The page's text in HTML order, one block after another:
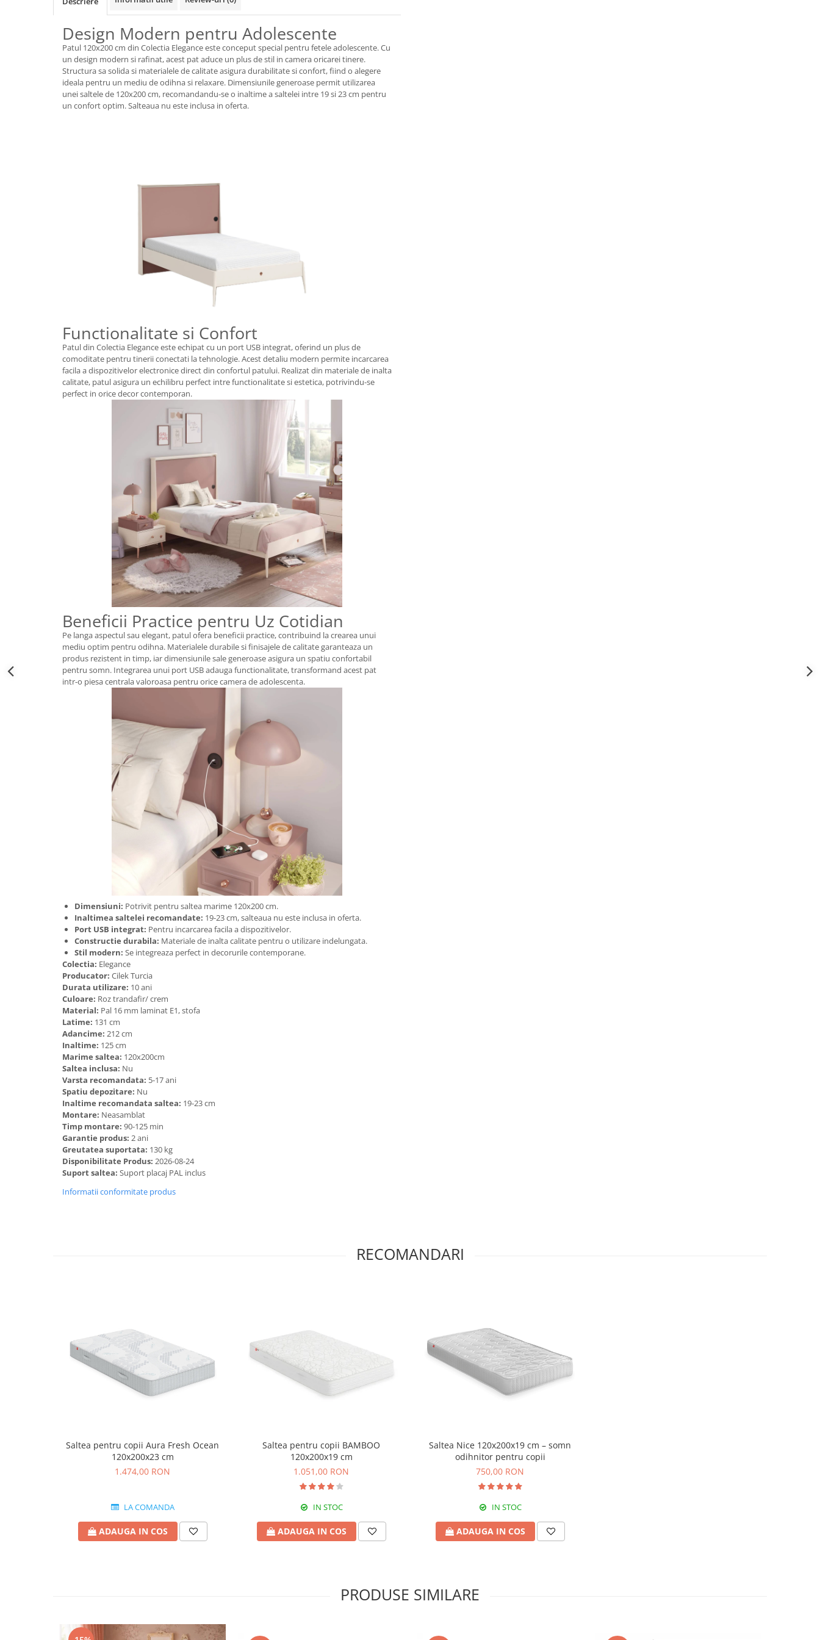
Design Modern pentru Adolescente
Patul 120x200 cm din Colectia Elegance este conceput special pentru fetele adolescente. Cu
un design modern si rafinat, acest pat aduce un plus de stil in camera oricarei tinere.
Structura sa solida si materialele de calitate asigura durabilitate si confort, fiind o alegere
ideala pentru un mediu de odihna si relaxare. Dimensiunile generoase permit utilizarea
unei saltele de 120x200 cm, recomandandu-se o inaltime a saltelei intre 19 si 23 cm pentru
un confort optim. Salteaua nu este inclusa in oferta.
Functionalitate si Confort
Patul din Colectia Elegance este echipat cu un port USB integrat, oferind un plus de
comoditate pentru tinerii conectati la tehnologie. Acest detaliu modern permite incarcarea
facila a dispozitivelor electronice direct din confortul patului. Realizat din materiale de inalta
calitate, patul asigura un echilibru perfect intre functionalitate si estetica, potrivindu-se
perfect in orice decor contemporan.
Beneficii Practice pentru Uz Cotidian
Pe langa aspectul sau elegant, patul ofera beneficii practice, contribuind la crearea unui
mediu optim pentru odihna. Materialele durabile si finisajele de calitate garanteaza un
produs rezistent in timp, iar dimensiunile sale generoase asigura un spatiu confortabil
pentru somn. Integrarea unui port USB adauga functionalitate, transformand acest pat
intr-o piesa centrala valoroasa pentru orice camera de adolescenta.
Dimensiuni: Potrivit pentru saltea marime 120x200 cm.
Inaltimea saltelei recomandate: 19-23 cm, salteaua nu este inclusa in oferta.
Port USB integrat: Pentru incarcarea facila a dispozitivelor.
Constructie durabila: Materiale de inalta calitate pentru o utilizare indelungata.
Stil modern: Se integreaza perfect in decorurile contemporane.
Colectia: Elegance
Producator: Cilek Turcia
Durata utilizare: 10 ani
Culoare: Roz trandafir/ crem
Material: Pal 16 mm laminat E1, stofa
Latime: 131 cm
Adancime: 212 cm
Inaltime: 125 cm
Marime saltea: 120x200cm
Saltea inclusa: Nu
Varsta recomandata: 5-17 ani
Spatiu depozitare: Nu
Inaltime recomandata saltea: 19-23 cm
Montare: Neasamblat
Timp montare: 90-125 min
Garantie produs: 2 ani
Greutatea suportata: 130 kg
Disponibilitate Produs: 2026-08-24
Suport saltea: Suport placaj PAL inclus
Informatii conformitate produs
RECOMANDARI
Saltea pentru copii Aura Fresh Ocean
120x200x23 cm
1.474,00 RON
LA COMANDA
ADAUGA IN COS
Saltea pentru copii BAMBOO
120x200x19 cm
1.051,00 RON
IN STOC
ADAUGA IN COS
Saltea Nice 120x200x19 cm – somn
odihnitor pentru copii
750,00 RON
IN STOC
ADAUGA IN COS
PRODUSE SIMILARE